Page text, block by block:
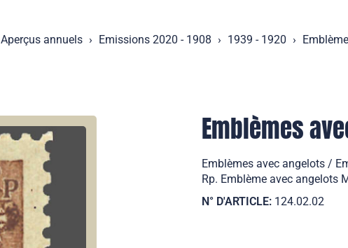
Aperçus annuels Emissions 2020 - 1908 1939 - 1920
Emblèmes
Emblèmes avec angelots /
Rp. Emblème avec angelots
N° D'ARTICLE: 124.02.02